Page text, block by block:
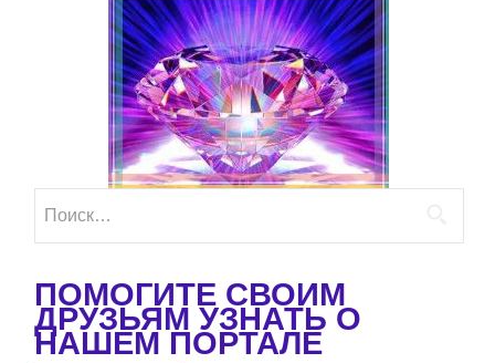
ПОМОГИТЕ СВОИМ
ДРУЗЬЯМ УЗНАТЬ О
НАШЕМ ПОРТАЛЕ